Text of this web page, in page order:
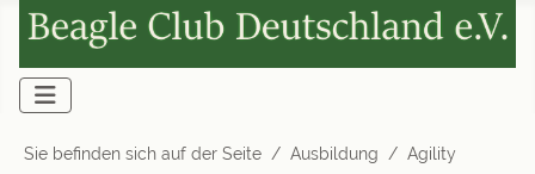
Sie befinden sich auf der Seite Ausbildung Agility